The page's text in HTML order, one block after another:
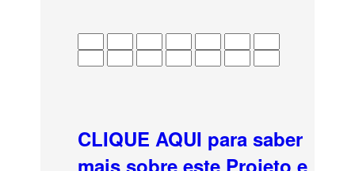
CLIQUE AQUI para saber
mais sobre este Projeto e